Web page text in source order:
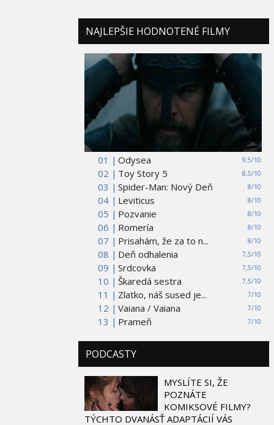
NAJLEPŠIE HODNOTENÉ FILMY
01 | 9,5/10
Odysea
02 |
8,5/10
Toy Story 5
03 |
8/10
Spider-Man: Nový Deň
04 |
8/10
Leviticus
05 |
8/10
Pozvanie
06 |
8/10
Romería
07 |
8/10
Prisahám, že za to n...
08 |
7,5/10
Deň odhalenia
09 |
7,5/10
Srdcovka
10 |
7,5/10
Škaredá sestra
11 |
7/10
Zlatko, náš sused je...
12 |
7/10
Vaiana / Vaiana
13 |
7/10
Prameň
PODCASTY
MYSLÍTE SI, ŽE
POZNÁTE
KOMIKSOVÉ FILMY?
TÝCHTO DVANÁSŤ ADAPTÁCIÍ VÁS